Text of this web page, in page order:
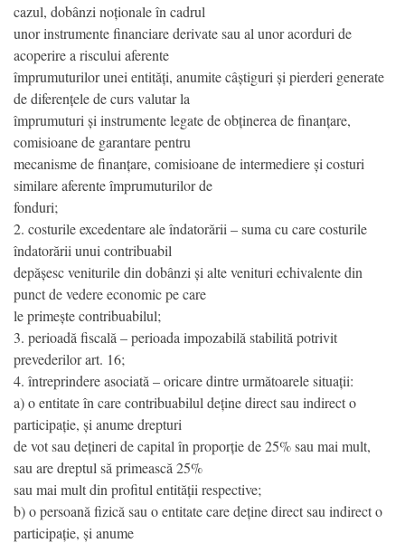
cazul, dobânzi noționale în cadrul
unor instrumente financiare derivate sau al unor acorduri de
acoperire a riscului aferente
împrumuturilor unei entități, anumite câștiguri și pierderi generate
de diferențele de curs valutar la
împrumuturi și instrumente legate de obținerea de finanțare,
comisioane de garantare pentru
mecanisme de finanțare, comisioane de intermediere și costuri
similare aferente împrumuturilor de
fonduri;
2. costurile excedentare ale îndatorării – suma cu care costurile
îndatorării unui contribuabil
depășesc veniturile din dobânzi și alte venituri echivalente din
punct de vedere economic pe care
le primește contribuabilul;
3. perioadă fiscală – perioada impozabilă stabilită potrivit
prevederilor art. 16;
4. întreprindere asociată – oricare dintre următoarele situații:
a) o entitate în care contribuabilul deține direct sau indirect o
participație, și anume drepturi
de vot sau dețineri de capital în proporție de 25% sau mai mult,
sau are dreptul să primească 25%
sau mai mult din profitul entității respective;
b) o persoană fizică sau o entitate care deține direct sau indirect o
participație, și anume